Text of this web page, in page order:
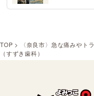
TOP >
〈奈良市〉急な痛みやト
（すずき歯科）